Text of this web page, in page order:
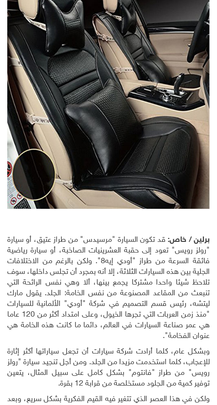
برلين / خاص: قد تكون السيارة "مرسيدس" من طراز عتيق، أو سيارة
"رولز رويس" تعود إلى حقبة العشرينيات الصاخبة، أو سيارة رياضية
فائقة السرعة من طراز "أودي إيه8". ولكن بالرغم من الاختلافات
الجلية بين هذه السيارات الثلاثة، إلا أنه بمجرد أن تجلس داخلها، سوف
تلاحظ شيئا واحدا مشتركا يجمع بينها، ألا وهي نفس الرائحة التي
تنبعث من المقاعد المصنوعة من نفس الخامة: الجلد. يقول مارك
ليتشه، رئيس قسم التصميم في شركة "أودي" الألمانية للسيارات
"منذ زمن العربات التي تجرها الخيول، وعلى امتداد أكثر من 120 عاما
هي عمر صناعة السيارات في العالم، دائما ما كانت هذه الخامة هي
عنوان الفخامة".
وبشكل عام، كلما أرادت شركة سيارات أن تجعل سياراتها أكثر إثارة
للإعجاب، كلما استخدمت مزيدا من الجلد. ومن أجل تنجيد سيارة "رولز
رويس" من طراز "فانتوم" بشكل كامل على سبيل المثال، يتعين
توفير كمية من الجلود مستخلصة من قرابة 12 بقرة
.
ولكن في هذا العصر الذي تتغير فيه القيم الفكرية بشكل سريع، وبعد